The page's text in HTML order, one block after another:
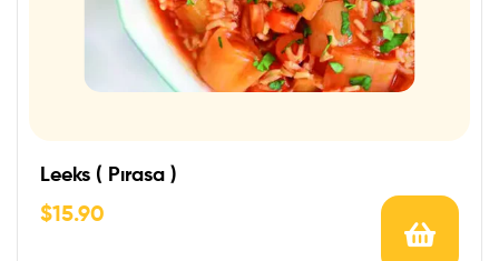
Leeks ( Pırasa )
$15.90